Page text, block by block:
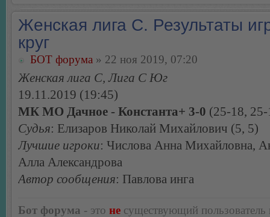
Женская лига С. Результаты
круг
БОТ форума » 22 ноя 2019, 07:20
Женская лига С, Лига С Юг
19.11.2019 (19:45)
МК МО Дачное - Константа+ 3-0 (25-18,
Судья: Елизаров Николай Михайлович (5, 5)
Лучшие игроки: Числова Анна Михайловна,
Алла Александрова
Автор сообщения: Павлова инга
Бот форума - это не существующий пользователь